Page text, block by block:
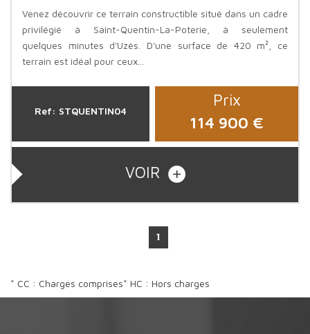
Venez découvrir ce terrain constructible situé dans un cadre
privilégié à Saint-Quentin-La-Poterie, à seulement
quelques minutes d'Uzès. D'une surface de 420 m², ce
terrain est idéal pour ceux...
Ref: STQUENTIN04
Prix
114 900 €
VOIR
1
* CC : Charges comprises* HC : Hors charges